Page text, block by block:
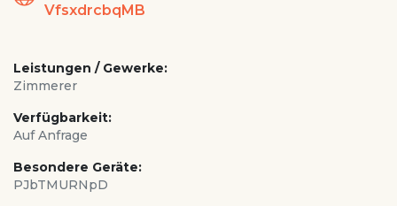
VfsxdrcbqMB
Leistungen / Gewerke:
Zimmerer
Verfügbarkeit:
Auf Anfrage
Besondere Geräte:
PJbTMURNpD